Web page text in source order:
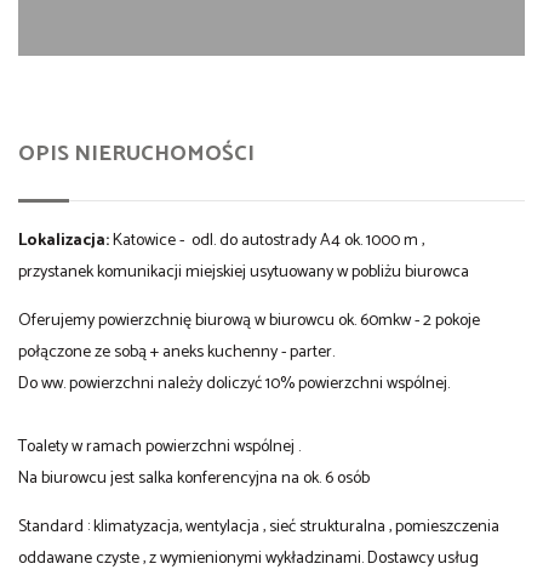
OPIS NIERUCHOMOŚCI
Lokalizacja:Katowice - odl. do autostrady A4 ok. 1000 m ,
przystanek komunikacji miejskiej usytuowany w pobliżu biurowca
Oferujemy powierzchnię biurową w biurowcu ok. 60mkw - 2 pokoje
połączone ze sobą + aneks kuchenny - parter.
Do ww. powierzchni należy doliczyć 10% powierzchni wspólnej.
Toalety w ramach powierzchni wspólnej .
Na biurowcu jest salka konferencyjna na ok. 6 osób
Standard : klimatyzacja, wentylacja , sieć strukturalna , pomieszczenia
oddawane czyste , z wymienionymi wykładzinami. Dostawcy usług